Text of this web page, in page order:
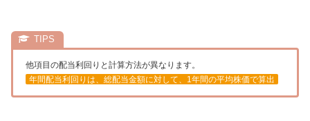
他項目の配当利回りと計算方法が異なります。
年間配当利回りは、総配当金額に対して、1年間の平均株価で算出